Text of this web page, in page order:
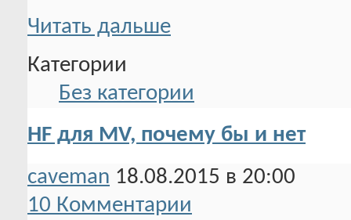
Читать дальше
Категории
Без категории
HF для MV, почему бы и нет
caveman 18.08.2015 в 20:00
10 Комментарии